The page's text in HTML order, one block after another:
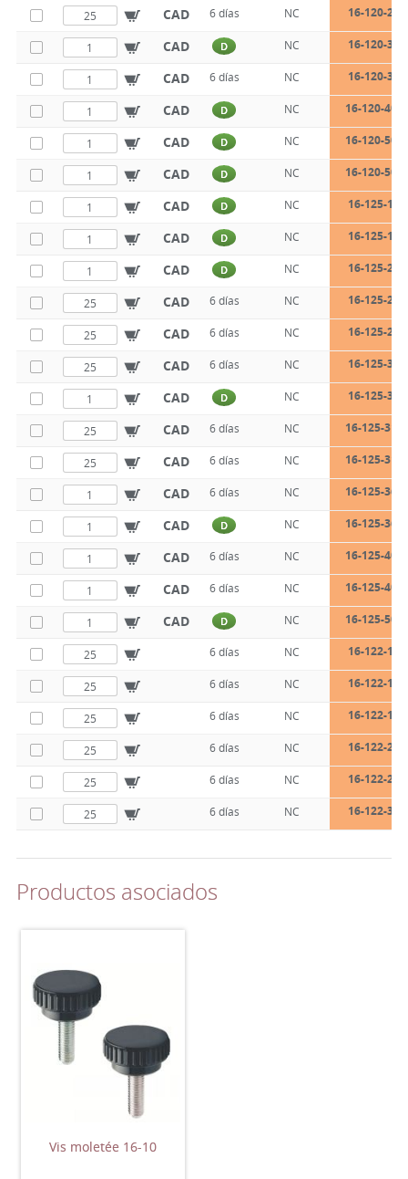
CAD 6 días NC 16-120-26-
CAD D NC 16-120-31-
CAD 6 días NC 16-120-36-
CAD D NC 16-120-40-
CAD D NC 16-120-50-
CAD D NC 16-120-50-
CAD D NC 16-125-15-
CAD D NC 16-125-18-
CAD D NC 16-125-22-
CAD 6 días NC 16-125-26-
CAD 6 días NC 16-125-26-
CAD 6 días NC 16-125-31-
CAD D NC 16-125-31-
CAD 6 días NC 16-125-31-
CAD 6 días NC 16-125-31-
CAD 6 días NC 16-125-36-
CAD D NC 16-125-36-
CAD 6 días NC 16-125-40-
CAD 6 días NC 16-125-40-
CAD D NC 16-125-50-
6 días NC 16-122-15-
6 días NC 16-122-15-
6 días NC 16-122-15-
6 días NC 16-122-22-
6 días NC 16-122-26-
6 días NC 16-122-31-
Productos asociados
Vis moletée 16-10